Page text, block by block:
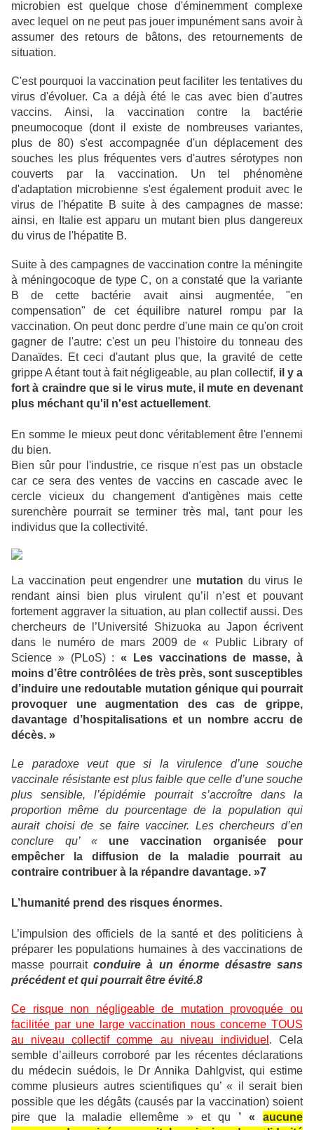
microbien est quelque chose d'éminemment complexe
avec lequel on ne peut pas jouer impunément sans avoir à
assumer des retours de bâtons, des retournements de
situation.
C'est pourquoi la vaccination peut faciliter les tentatives du
virus d'évoluer. Ca a déjà été le cas avec bien d'autres
vaccins. Ainsi, la vaccination contre la bactérie
pneumocoque (dont il existe de nombreuses variantes,
plus de 80) s'est accompagnée d'un déplacement des
souches les plus fréquentes vers d'autres sérotypes non
couverts par la vaccination. Un tel phénomène
d'adaptation microbienne s'est également produit avec le
virus de l'hépatite B suite à des campagnes de masse:
ainsi, en Italie est apparu un mutant bien plus dangereux
du virus de l'hépatite B.
Suite à des campagnes de vaccination contre la méningite
à méningocoque de type C, on a constaté que la variante
B de cette bactérie avait ainsi augmentée, "en
compensation" de cet équilibre naturel rompu par la
vaccination. On peut donc perdre d'une main ce qu'on croit
gagner de l'autre: c'est un peu l'histoire du tonneau des
Danaïdes. Et ceci d'autant plus que, la gravité de cette
grippe A étant tout à fait négligeable, au plan collectif, il y a
fort à craindre que si le virus mute, il mute en devenant
plus méchant qu'il n'est actuellement.
En somme le mieux peut donc véritablement être l'ennemi
du bien.
Bien sûr pour l'industrie, ce risque n'est pas un obstacle
car ce sera des ventes de vaccins en cascade avec le
cercle vicieux du changement d'antigènes mais cette
surenchère pourrait se terminer très mal, tant pour les
individus que la collectivité.
La vaccination peut engendrer une mutation du virus le
rendant ainsi bien plus virulent qu’il n’est et pouvant
fortement aggraver la situation, au plan collectif aussi. Des
chercheurs de l’Université Shizuoka au Japon écrivent
dans le numéro de mars 2009 de « Public Library of
Science » (PLoS) :« Les vaccinations de masse, à
moins d’être contrôlées de très près, sont susceptibles
d’induire une redoutable mutation génique qui pourrait
provoquer une augmentation des cas de grippe,
davantage d’hospitalisations et un nombre accru de
décès. »
Le paradoxe veut que si la virulence d’une souche
vaccinale résistante est plus faible que celle d’une souche
plus sensible, l’épidémie pourrait s’accroître dans la
proportion même du pourcentage de la population qui
aurait choisi de se faire vacciner. Les chercheurs d’en
conclure qu’ «
une vaccination organisée pour
empêcher la diffusion de la maladie pourrait au
contraire contribuer à la répandre davantage. »7
L’humanité prend des risques énormes.
L’impulsion des officiels de la santé et des politiciens à
préparer les populations humaines à des vaccinations de
masse pourraitconduire à un énorme désastre sans
précédent et qui pourrait être évité.8
Ce risque non négligeable de mutation provoquée ou
facilitée par une large vaccination nous concerne TOUS
au niveau collectif comme au niveau individuel . Cela
semble d’ailleurs corroboré par les récentes déclarations
du médecin suédois, le Dr Annika Dahlgvist, qui estime
comme plusieurs autres scientifiques qu’ « il serait bien
possible que les dégâts (causés par la vaccination) soient
pire que la maladie ellemême » et qu
’ «aucune